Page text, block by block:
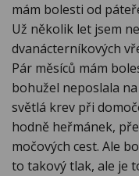
mám bolesti od
Už několik let jsem
dvanácterníkových
Pár měsíců mám
bohužel neposlala
světlá krev při
hodně heřmánek,
močových cest. Ale
to takový tlak, ale je